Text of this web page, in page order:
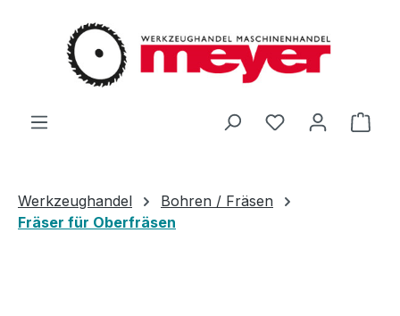
Zum Hauptinhalt springen
Du hast 0
Werkzeughandel
Bohren / Fräsen
Fräser für Oberfräsen